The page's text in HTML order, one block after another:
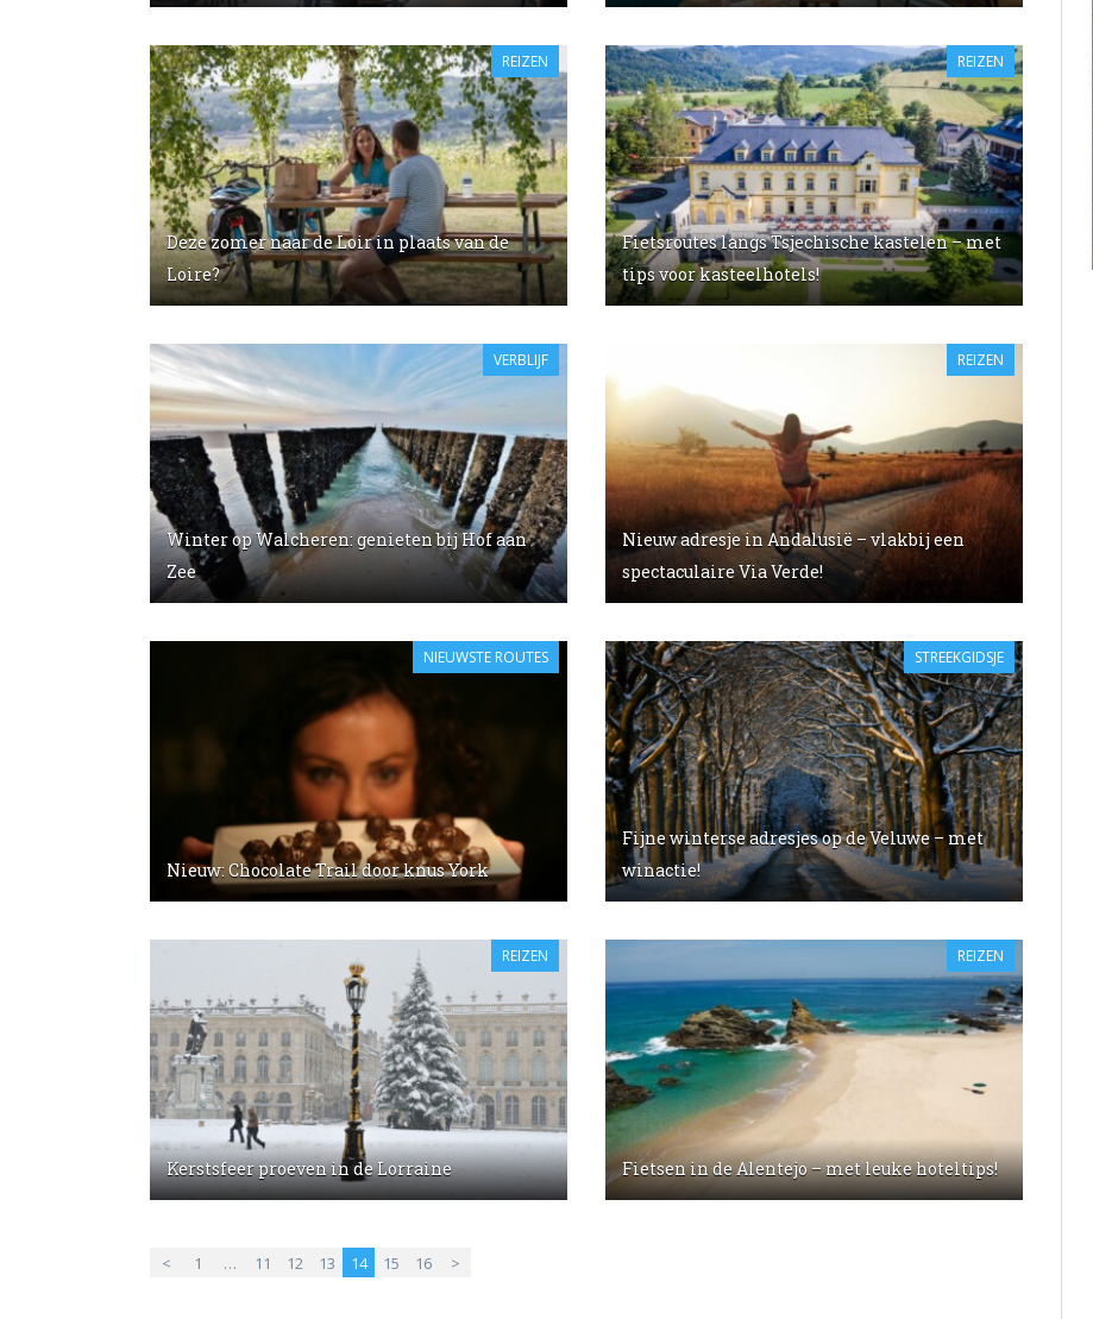
Deze zomer naar de Loir in plaats van de
Loire?
REIZEN
Fietsroutes langs Tsjechische kastelen – met
tips voor kasteelhotels!
REIZEN
Winter op Walcheren: genieten bij Hof aan
Zee
VERBLIJF
Nieuw adresje in Andalusië – vlakbij een
spectaculaire Via Verde!
REIZEN
Nieuw: Chocolate Trail door knus York
NIEUWSTE ROUTES
Fijne winterse adresjes op de Veluwe – met
winactie!
STREEKGIDSJE
Kerstsfeer proeven in de Lorraine
REIZEN
Fietsen in de Alentejo – met leuke hoteltips!
REIZEN
< 1 … 11 12 13 14 15 16 >